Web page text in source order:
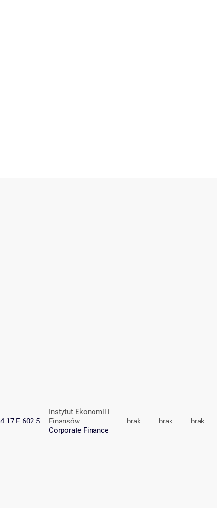
4.17.E.602.5
Instytut Ekonomii i
Finansów
Corporate Finance
brak brak brak